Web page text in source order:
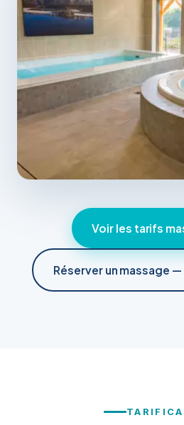
Voir les tarifs
Réserver un massage